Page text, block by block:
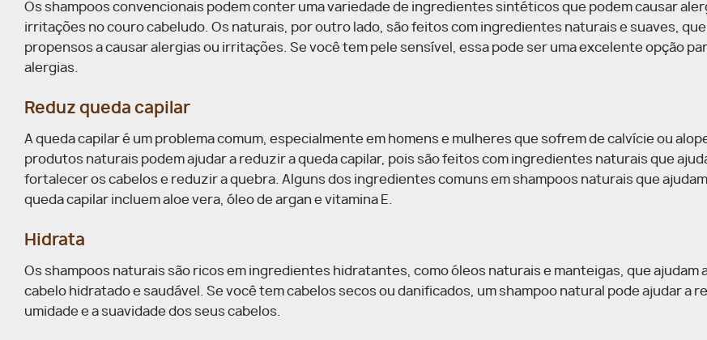
Os shampoos convencionais podem conter uma variedade de ingredientes sintéticos que podem causar
irritações no couro cabeludo. Os naturais, por outro lado, são feitos com ingredientes naturais e suaves,
propensos a causar alergias ou irritações. Se você tem pele sensível, essa pode ser uma excelente opção
alergias.
Reduz queda capilar
A queda capilar é um problema comum, especialmente em homens e mulheres que sofrem de calvície ou
produtos naturais podem ajudar a reduzir a queda capilar, pois são feitos com ingredientes naturais que
fortalecer os cabelos e reduzir a quebra. Alguns dos ingredientes comuns em shampoos naturais que
queda capilar incluem aloe vera, óleo de argan e vitamina E.
Hidrata
Os shampoos naturais são ricos em ingredientes hidratantes, como óleos naturais e manteigas, que ajudam
cabelo hidratado e saudável. Se você tem cabelos secos ou danificados, um shampoo natural pode ajudar a
umidade e a suavidade dos seus cabelos.